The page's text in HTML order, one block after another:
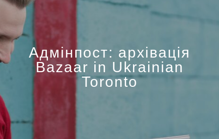
Адмінпост: архівація
Bazaar in Ukrainian
Toronto